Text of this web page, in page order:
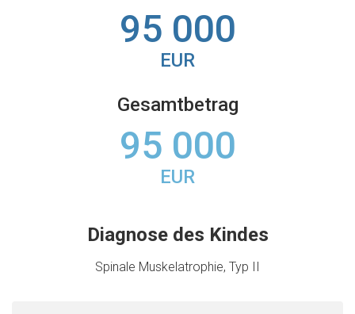
95 000
EUR
Gesamtbetrag
95 000
EUR
Diagnose des Kindes
Spinale Muskelatrophie, Typ II